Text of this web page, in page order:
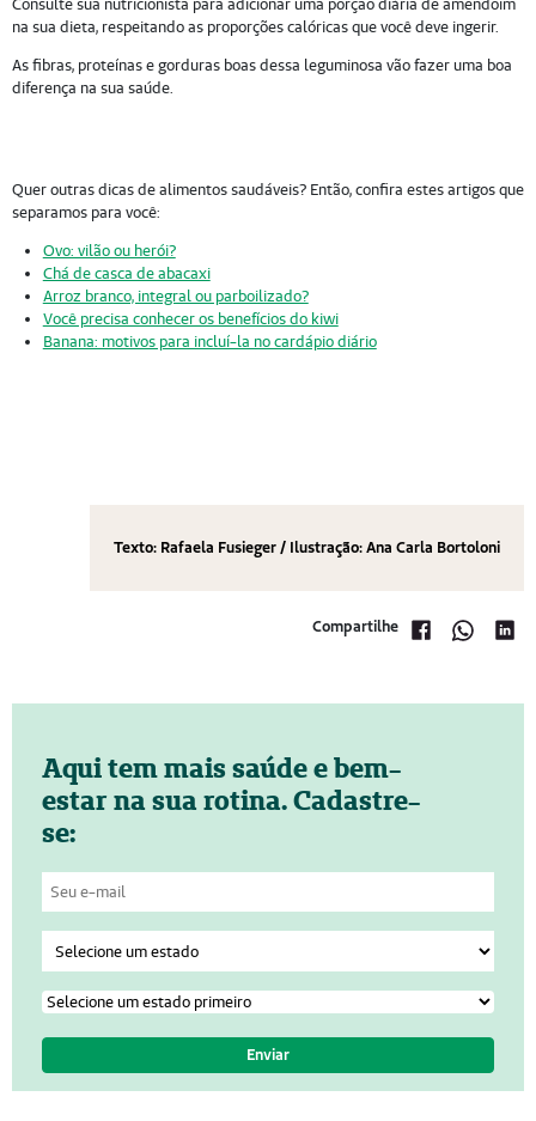
na sua dieta, respeitando as proporções calóricas que você deve ingerir.
As fibras, proteínas e gorduras boas dessa leguminosa vão fazer uma boa
diferença na sua saúde.
Quer outras dicas de alimentos saudáveis? Então, confira estes artigos que
separamos para você:
Ovo: vilão ou herói?
Chá de casca de abacaxi
Arroz branco, integral ou parboilizado?
Você precisa conhecer os benefícios do kiwi
Banana: motivos para incluí-la no cardápio diário
Texto: Rafaela Fusieger / Ilustração: Ana Carla Bortoloni
Compartilhe
Aqui tem mais saúde e bem-
estar na sua rotina. Cadastre-
se: